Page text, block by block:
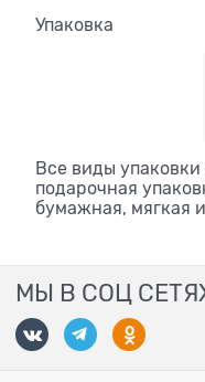
Упаковка
Все виды
подарочная
бумажная, мягкая
МЫ В СОЦ